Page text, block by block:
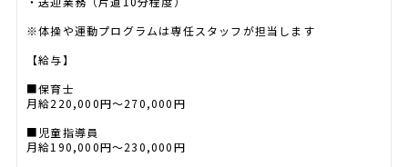
※体操や運動プログラムは専任スタッフが担当します
【給与】
■保育士
月給220,000円～270,000円
■児童指導員
月給190,000円～230,000円